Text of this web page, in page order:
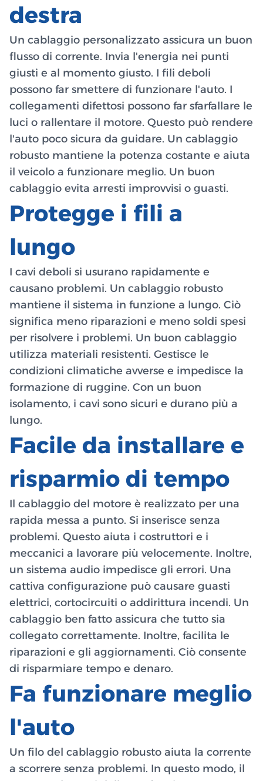
destra
Un cablaggio personalizzato assicura un buon
flusso di corrente. Invia l'energia nei punti
giusti e al momento giusto. I fili deboli
possono far smettere di funzionare l'auto. I
collegamenti difettosi possono far sfarfallare le
luci o rallentare il motore. Questo può rendere
l'auto poco sicura da guidare. Un cablaggio
robusto mantiene la potenza costante e aiuta
il veicolo a funzionare meglio. Un buon
cablaggio evita arresti improvvisi o guasti.
Protegge i fili a
lungo
I cavi deboli si usurano rapidamente e
causano problemi. Un cablaggio robusto
mantiene il sistema in funzione a lungo. Ciò
significa meno riparazioni e meno soldi spesi
per risolvere i problemi. Un buon cablaggio
utilizza materiali resistenti. Gestisce le
condizioni climatiche avverse e impedisce la
formazione di ruggine. Con un buon
isolamento, i cavi sono sicuri e durano più a
lungo.
Facile da installare e
risparmio di tempo
Il cablaggio del motore è realizzato per una
rapida messa a punto. Si inserisce senza
problemi. Questo aiuta i costruttori e i
meccanici a lavorare più velocemente. Inoltre,
un sistema audio impedisce gli errori. Una
cattiva configurazione può causare guasti
elettrici, cortocircuiti o addirittura incendi. Un
cablaggio ben fatto assicura che tutto sia
collegato correttamente. Inoltre, facilita le
riparazioni e gli aggiornamenti. Ciò consente
di risparmiare tempo e denaro.
Fa funzionare meglio
l'auto
Un filo del cablaggio robusto aiuta la corrente
a scorrere senza problemi. In questo modo, il